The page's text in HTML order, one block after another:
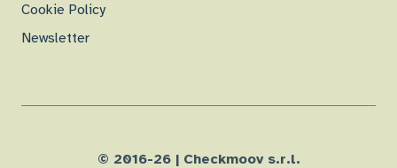
Cookie Policy
Newsletter
© 2016-26| Checkmoov s.r.l.